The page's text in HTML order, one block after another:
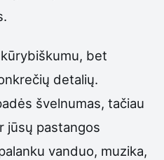
bet
detalių.
švelnumas, tačiau
jūsų pastangos
vanduo, muzika,